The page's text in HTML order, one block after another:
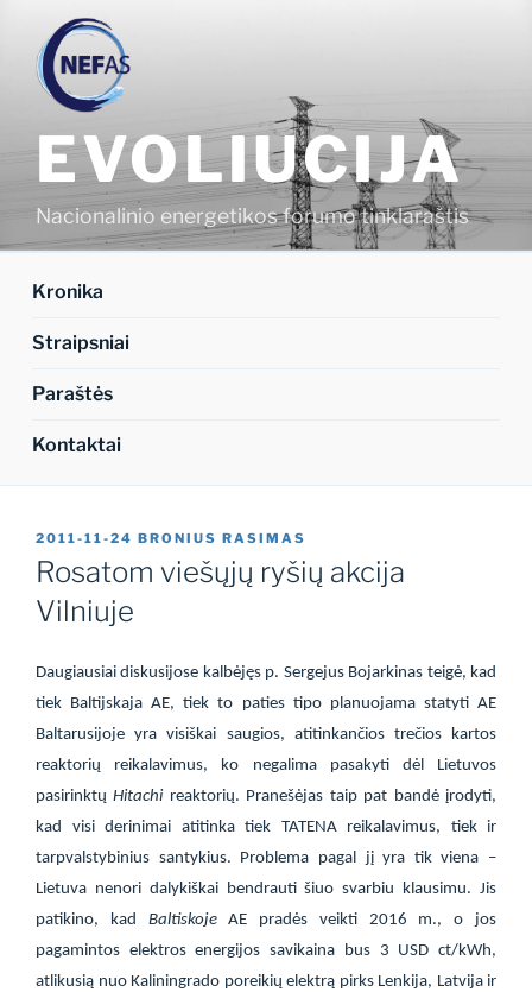
turinio
EVOLIUCIJA
Nacionalinio energetikos forumo tinklaraštis
Kronika
Straipsniai
Paraštės
Kontaktai
PASKELBTA
2011-11-24 BRONIUS RASIMAS
Rosatom viešųjų ryšių akcija
Vilniuje
Daugiausiai diskusijose kalbėjęs p. Sergejus Bojarkinas teigė, kad
tiek Baltijskaja AE, tiek to paties tipo planuojama statyti AE
Baltarusijoje yra visiškai saugios, atitinkančios trečios kartos
reaktorių reikalavimus, ko negalima pasakyti dėl Lietuvos
pasirinktųHitachi reaktorių. Pranešėjas taip pat bandė įrodyti,
kad visi derinimai atitinka tiek TATENA reikalavimus, tiek ir
tarpvalstybinius santykius. Problema pagal jį yra tik viena –
Lietuva nenori dalykiškai bendrauti šiuo svarbiu klausimu. Jis
patikino, kad BaltiskojeAE pradės veikti 2016 m., o jos
pagamintos elektros energijos savikaina bus 3 USD ct/kWh,
atlikusią nuo Kaliningrado poreikių elektrą pirks Lenkija, Latvija ir